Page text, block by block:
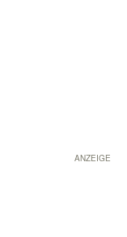
ANZEIGE